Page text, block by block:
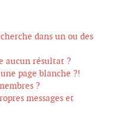
dans un ou des
aucun résultat ?
page blanche ?!
?
messages et